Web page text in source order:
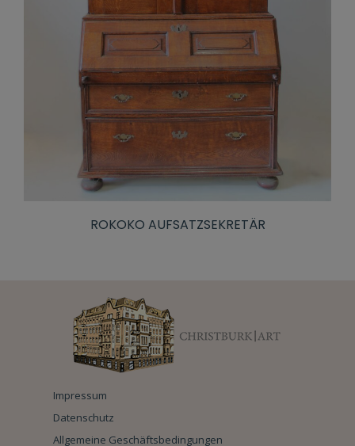
ROKOKO AUFSATZSEKRETÄR
Impressum
Datenschutz
Allgemeine Geschäftsbedingungen